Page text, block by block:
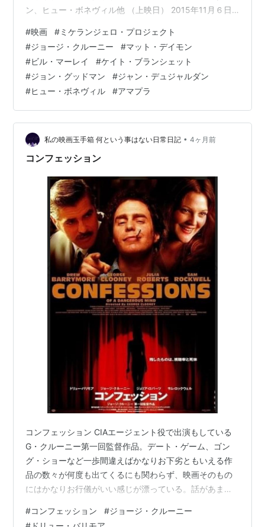
ン、ヒュー・ボネヴィル他 （上映日） 2015年11月６日
Filmarks） 第２次世界大戦末期。戦火の激しさが日に日
に増していくヨーロッパ戦線。ナチス・ドイツの敗色が
濃くなる中、ナチスに強奪された美術品の数々を奪還す
べく、ルーズベルト大統領の命を受けて立ち上がった者
たちがいた。ミケランジェロの名作をはじめとする人類
の遺産と…
#映画 #ミケランジェロ・プロジェクト
#ジョージ・クルーニー #マット・デイモン
#ビル・マーレイ #ケイト・ブランシェット
#ジョン・グッドマン #ジャン・デュジャルダン
#ヒュー・ボネヴィル #アマプラ
私の映画玉手箱 何という事はない日常日記 • 4ヶ月前
コンフェッション
コンフェッション CIAエージェント役で出演もしている
G・クルーニー第一回監督作品。デート・ゲーム、ゴン
グ・ショーなど一歩間違えばかなりお下劣ともいえる作
品の数々が何度も出てくるにも関わらず、映画そのもの
にはかなりお行儀がいい感じが漂っている。話があまり
中では触れていないが）で演出まであまりにも熱いと見
#コンフェッション #ジョージ・クルーニー